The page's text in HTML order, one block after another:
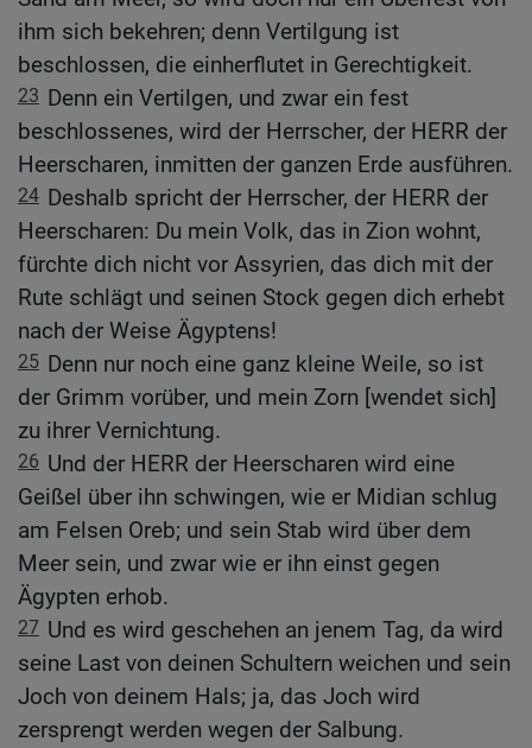
ihm sich bekehren; denn Vertilgung ist
beschlossen, die einherflutet in Gerechtigkeit.
23 Denn ein Vertilgen, und zwar ein fest
beschlossenes, wird der Herrscher, der HERR der
Heerscharen, inmitten der ganzen Erde ausführen.
24 Deshalb spricht der Herrscher, der HERR der
Heerscharen: Du mein Volk, das in Zion wohnt,
fürchte dich nicht vor Assyrien, das dich mit der
Rute schlägt und seinen Stock gegen dich erhebt
nach der Weise Ägyptens!
25 Denn nur noch eine ganz kleine Weile, so ist
der Grimm vorüber, und mein Zorn [wendet sich]
zu ihrer Vernichtung.
26 Und der HERR der Heerscharen wird eine
Geißel über ihn schwingen, wie er Midian schlug
am Felsen Oreb; und sein Stab wird über dem
Meer sein, und zwar wie er ihn einst gegen
Ägypten erhob.
27 Und es wird geschehen an jenem Tag, da wird
seine Last von deinen Schultern weichen und sein
Joch von deinem Hals; ja, das Joch wird
zersprengt werden wegen der Salbung.